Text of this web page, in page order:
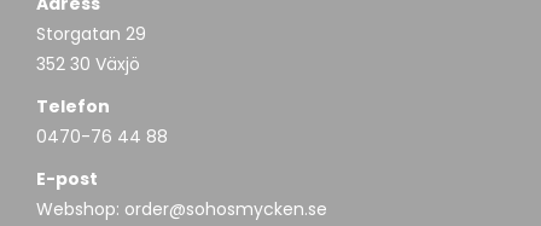
Storgatan 29
352 30 Växjö
Telefon
0470-76 44 88
E-post
Webshop: order@sohosmycken.se